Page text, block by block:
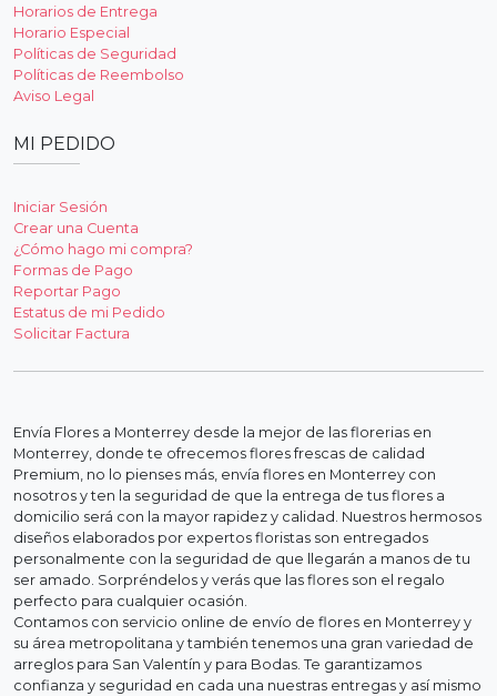
Horarios de Entrega
Horario Especial
Políticas de Seguridad
Políticas de Reembolso
Aviso Legal
MI PEDIDO
Iniciar Sesión
Crear una Cuenta
¿Cómo hago mi compra?
Formas de Pago
Reportar Pago
Estatus de mi Pedido
Solicitar Factura
Envía Flores a Monterrey desde la mejor de las florerias en
Monterrey, donde te ofrecemos flores frescas de calidad
Premium, no lo pienses más, envía flores en Monterrey con
nosotros y ten la seguridad de que la entrega de tus flores a
domicilio será con la mayor rapidez y calidad. Nuestros hermosos
diseños elaborados por expertos floristas son entregados
personalmente con la seguridad de que llegarán a manos de tu
ser amado. Sorpréndelos y verás que las flores son el regalo
perfecto para cualquier ocasión.
Contamos con servicio online de envío de flores en Monterrey y
su área metropolitana y también tenemos una gran variedad de
arreglos para San Valentín y para Bodas. Te garantizamos
confianza y seguridad en cada una nuestras entregas y así mismo